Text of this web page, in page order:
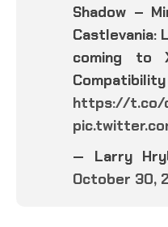
Shadow –
Castlevania:
coming to
https://t.co/
— Larry
October 30,